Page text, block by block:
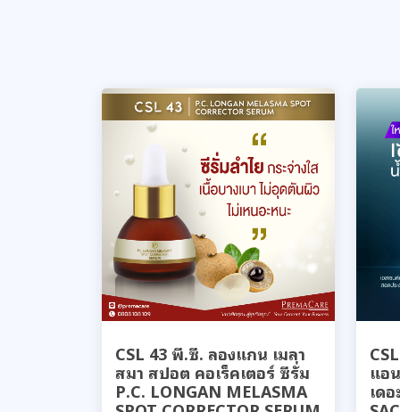
CSL 43 พี.ซี. ลองแกน เมลา
สมา สปอต คอเร็คเตอร์ ซีรั่ม
P.C. LONGAN MELASMA
แอ
เด